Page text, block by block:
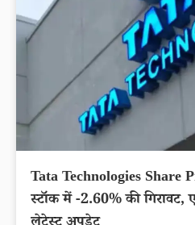
Tata Technologies Share
स्टॉक में -2.60% की गिरावट,